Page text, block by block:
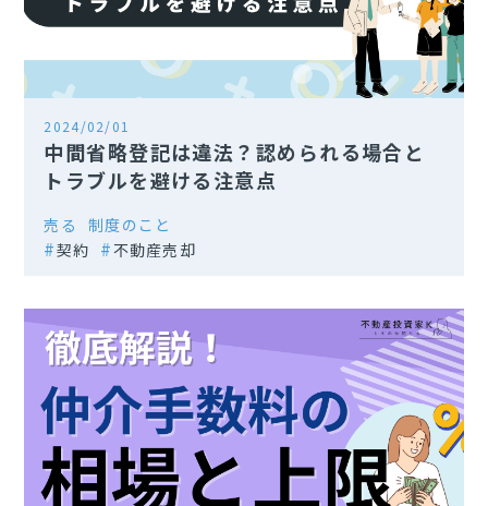
2024/02/01
中間省略登記は違法？認められる場合と
トラブルを避ける注意点
売る
制度のこと
契約
不動産売却